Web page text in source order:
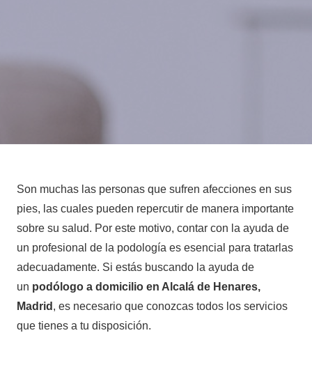
Son muchas las personas que sufren afecciones en sus
pies, las cuales pueden repercutir de manera importante
sobre su salud. Por este motivo, contar con la ayuda de
un profesional de la podología es esencial para tratarlas
adecuadamente. Si estás buscando la ayuda de
un podólogo a domicilio en Alcalá de Henares,
Madrid , es necesario que conozcas todos los servicios
que tienes a tu disposición.